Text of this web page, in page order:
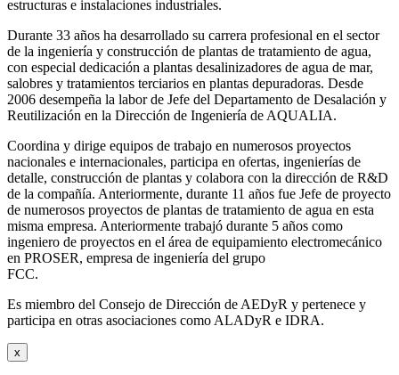
estructuras e instalaciones industriales.
Durante 33 años ha desarrollado su carrera profesional en el sector
de la ingeniería y construcción de plantas de tratamiento de agua,
con especial dedicación a plantas desalinizadores de agua de mar,
salobres y tratamientos terciarios en plantas depuradoras. Desde
2006 desempeña la labor de Jefe del Departamento de Desalación y
Reutilización en la Dirección de Ingeniería de AQUALIA.
Coordina y dirige equipos de trabajo en numerosos proyectos
nacionales e internacionales, participa en ofertas, ingenierías de
detalle, construcción de plantas y colabora con la dirección de R&D
de la compañía. Anteriormente, durante 11 años fue Jefe de proyecto
de numerosos proyectos de plantas de tratamiento de agua en esta
misma empresa. Anteriormente trabajó durante 5 años como
ingeniero de proyectos en el área de equipamiento electromecánico
en PROSER, empresa de ingeniería del grupo
FCC.
Es miembro del Consejo de Dirección de AEDyR y pertenece y
participa en otras asociaciones como ALADyR e IDRA.
x